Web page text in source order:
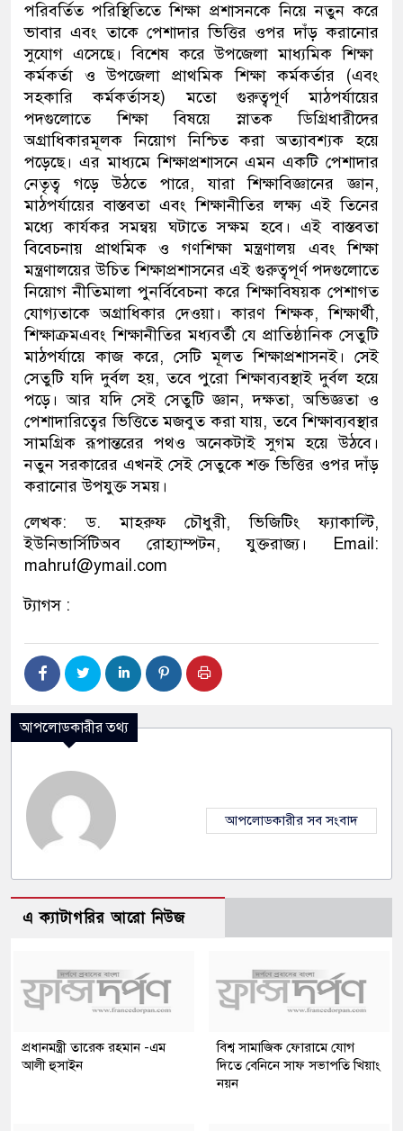
পরিবর্তিত পরিস্থিতিতেশিক্ষা প্রশাসনকেনিয়েনতুন করে
ভাবার এবং তাকে পেশাদার ভিত্তির ওপর দাঁড় করানোর
সুযোগ এসেছে। বিশেষ করে উপজেলা মাধ্যমিক শিক্ষা
কর্মকর্তাও উপজেলা প্রাথমিক শিক্ষাকর্মকর্তার (এবং
সহকারি কর্মকর্তাসহ)মতো গুরুত্বপূর্ণ মাঠপর্যায়ের
পদগুলোতে শিক্ষা বিষয়ে স্নাতক ডিগ্রিধারীদের
অগ্রাধিকারমূলক নিয়োগ নিশ্চিত করাঅত্যাবশ্যক হয়ে
পড়েছে। এর মাধ্যমে শিক্ষাপ্রশাসনে এমন একটি পেশাদার
নেতৃত্ব গড়ে উঠতে পারে,যারা শিক্ষাবিজ্ঞানের জ্ঞান,
মাঠপর্যায়ের বাস্তবতা এবং শিক্ষানীতির লক্ষ্য এই তিনের
মধ্যে কার্যকর সমন্বয় ঘটাতে সক্ষম হবে।
এই বাস্তবতা
বিবেচনায় প্রাথমিক ও গণশিক্ষা মন্ত্রণালয় এবং শিক্ষা
মন্ত্রণালয়েরউচিত শিক্ষাপ্রশাসনের এই গুরুত্বপূর্ণ পদগুলোতে
নিয়োগ নীতিমালা পুনর্বিবেচনা করে শিক্ষাবিষয়ক পেশাগত
যোগ্যতাকে অগ্রাধিকার দেওয়া। কারণ শিক্ষক,শিক্ষার্থী,
শিক্ষাক্রমএবং শিক্ষানীতির মধ্যবর্তী যে প্রাতিষ্ঠানিক সেতুটি
মাঠপর্যায়ে কাজ করে, সেটি মূলত শিক্ষাপ্রশাসনই। সেই
সেতুটি যদি দুর্বল হয়,তবে পুরো শিক্ষাব্যবস্থাই দুর্বল হয়ে
পড়ে। আর যদি সেই সেতুটি জ্ঞান,দক্ষতা, অভিজ্ঞতাও
পেশাদারিত্বের ভিত্তিতে মজবুত করা যায়,তবে শিক্ষাব্যবস্থার
সামগ্রিক রূপান্তরের পথও অনেকটাই সুগম হয়ে উঠবে।
নতুন সরকারের এখনই সেই সেতুকে শক্ত ভিত্তির ওপর দাঁড়
করানোর উপযুক্ত সময়।
লেখক: ড.মাহরুফ চৌধুরী,ভিজিটিং ফ্যাকাল্টি,
ইউনিভার্সিটিঅব রোহ্যাম্পটন,যুক্তরাজ্য। Email:
mahruf@ymail.com
ট্যাগস :
আপলোডকারীর তথ্য
আপলোডকারীর সব সংবাদ
এ ক্যাটাগরির আরো নিউজ
প্রধানমন্ত্রী তারেক রহমান -এম
আলী হুসাইন
বিশ্ব সামাজিক ফোরামে যোগ
দিতে বেনিনে সাফ সভাপতি খিয়াং
নয়ন